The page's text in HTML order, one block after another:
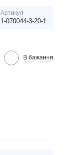
Артикул
1-070044-3-20-1
В бажання